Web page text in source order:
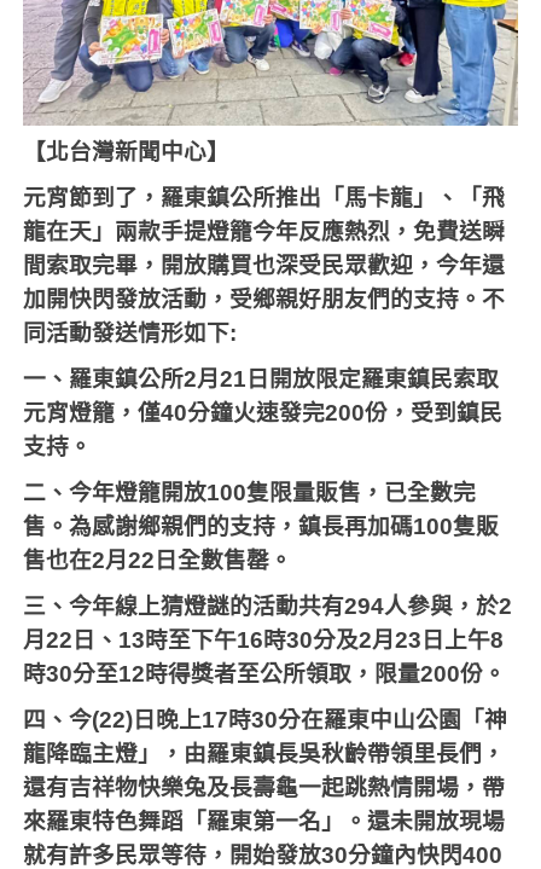
【北台灣新聞中心】
元宵節到了，羅東鎮公所推出「馬卡龍」、「飛
龍在天」兩款手提燈籠今年反應熱烈，免費送瞬
間索取完畢，開放購買也深受民眾歡迎，今年還
加開快閃發放活動，受鄉親好朋友們的支持。不
同活動發送情形如下:
一、羅東鎮公所2月21日開放限定羅東鎮民索取
元宵燈籠，僅40分鐘火速發完200份，受到鎮民
支持。
二、今年燈籠開放100隻限量販售，已全數完
售。為感謝鄉親們的支持，鎮長再加碼100隻販
售也在2月22日全數售罄。
三、今年線上猜燈謎的活動共有294人參與，於2
月22日、13時至下午16時30分及2月23日上午8
時30分至12時得獎者至公所領取，限量200份。
四、今(22)日晚上17時30分在羅東中山公園「神
龍降臨主燈」，由羅東鎮長吳秋齡帶領里長們，
還有吉祥物快樂兔及長壽龜一起跳熱情開場，帶
來羅東特色舞蹈「羅東第一名」。還未開放現場
就有許多民眾等待，開始發放30分鐘內快閃400